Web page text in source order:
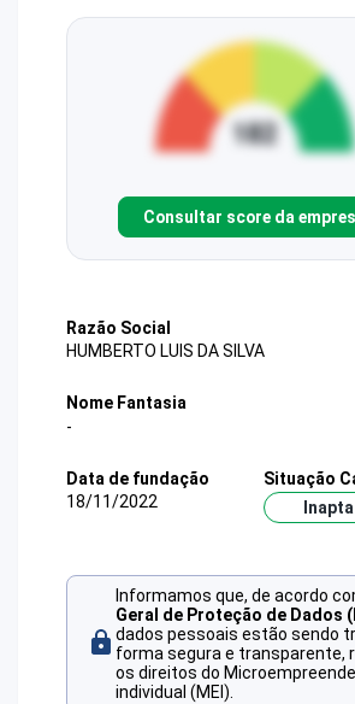
Consultar score da
Razão Social
HUMBERTO LUIS DA SILVA
Nome Fantasia
-
Data de fundação
18/11/2022
Situação
Inapta
Informamos que, de acordo
Geral de Proteção de Dados
dados pessoais estão sendo
forma segura e transparente,
os direitos do
individual (MEI).